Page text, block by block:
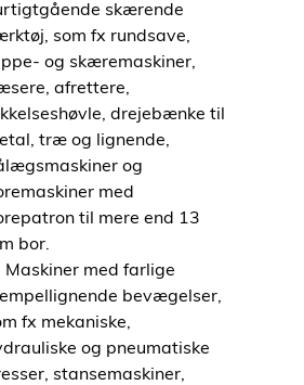
skærende
som fx rundsave,
og skæremaskiner,
afrettere,
drejebænke til
træ og lignende,
og
med
til mere end 13
bor.
med farlige
bevægelser,
fx mekaniske,
og pneumatiske
stansemaskiner,